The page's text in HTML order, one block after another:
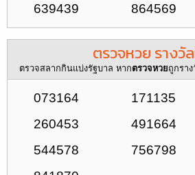
639439
864569
ตรวจหวย รางวั
ตรวจสลากกินแบ่งรัฐบาล หากตรวจหวยถูกรา
073164 171135
260453
491664
544578
756798